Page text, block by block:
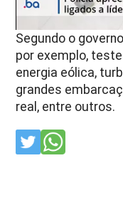
Segundo o
por exemplo,
energia eólica,
grandes
real, entre outros.